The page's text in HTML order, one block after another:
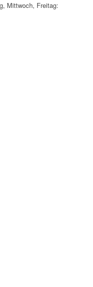
Mittwoch, Freitag: